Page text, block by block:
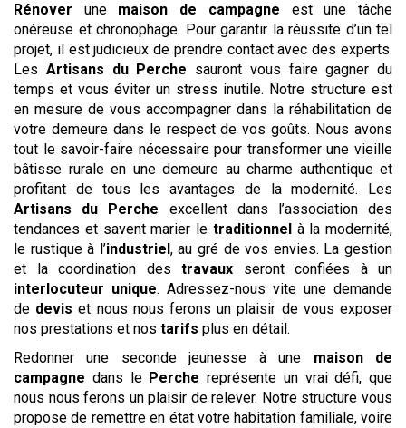
Rénover une maison de campagne est une tâche
onéreuse et chronophage. Pour garantir la réussite d’un tel
projet, il est judicieux de prendre contact avec des experts.
Les Artisans du Perche sauront vous faire gagner du
temps et vous éviter un stress inutile. Notre structure est
en mesure de vous accompagner dans la réhabilitation de
votre demeure dans le respect de vos goûts. Nous avons
tout le savoir-faire nécessaire pour transformer une vieille
bâtisse rurale en une demeure au charme authentique et
profitant de tous les avantages de la modernité. Les
Artisans du Perche excellent dans l’association des
tendances et savent marier le traditionnelà la modernité,
le rustique à l’industriel, au gré de vos envies. La gestion
et la coordination des travaux seront confiées à un
interlocuteur unique. Adressez-nous vite une demande
de devis et nous nous ferons un plaisir de vous exposer
nos prestations et nos tarifs plus en détail.
Redonner une seconde jeunesse à une maison de
campagne dans le Perche représente un vrai défi, que
nous nous ferons un plaisir de relever. Notre structure vous
propose de remettre en état votre habitation familiale, voire